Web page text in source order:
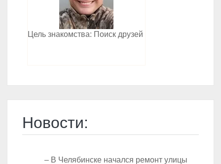
Цель знакомства: Поиск друзей
Новости:
– В Челябинске начался ремонт улицы